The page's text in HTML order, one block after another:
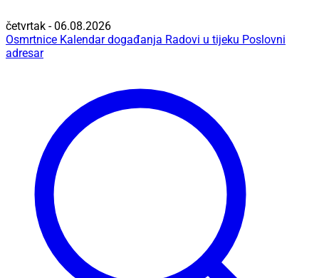
četvrtak - 06.08.2026
Osmrtnice Kalendar događanja Radovi u tijeku Poslovni
adresar